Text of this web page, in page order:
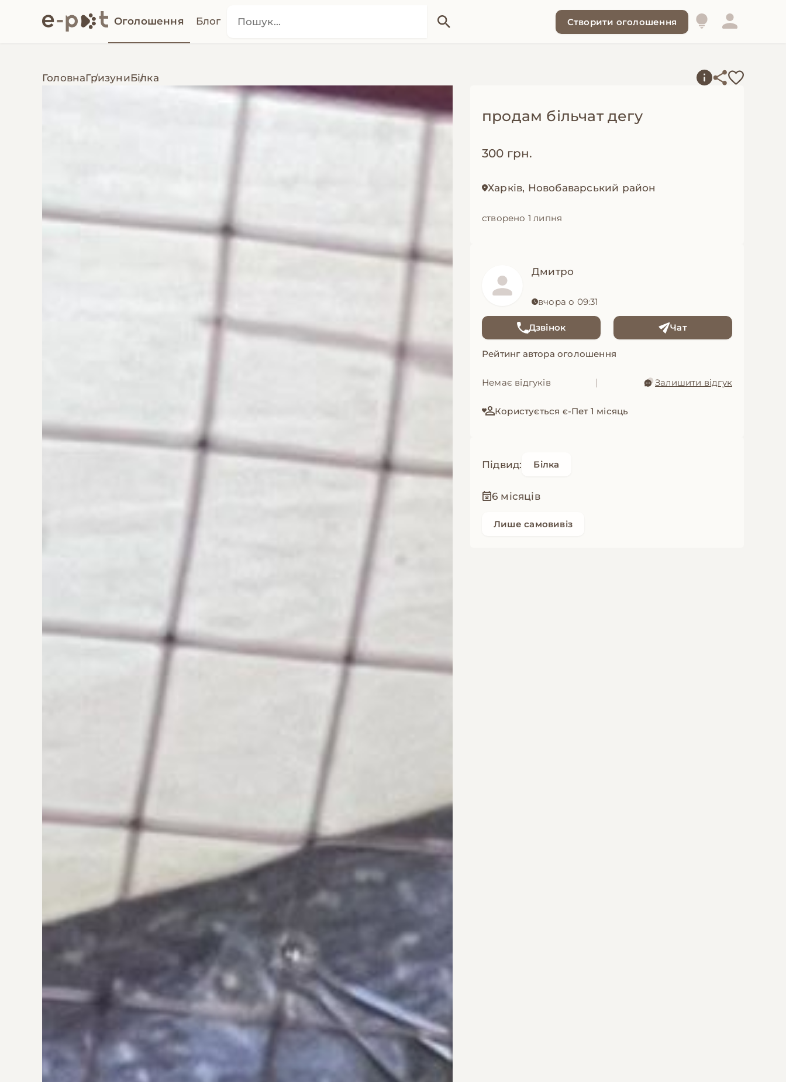
Оголошення Блог Створити оголошення
ГоловнаГризуниБілка
продам більчат дегу
300 грн.
Харків, Новобаварський район
створено 1 липня
Дмитро
вчора о 09:31
Дзвінок Чат
Рейтинг автора оголошення
Немає відгуків | Залишити відгук
Користується є-Пет 1 місяць
Підвид: Білка
6 місяців
Лише самовивіз